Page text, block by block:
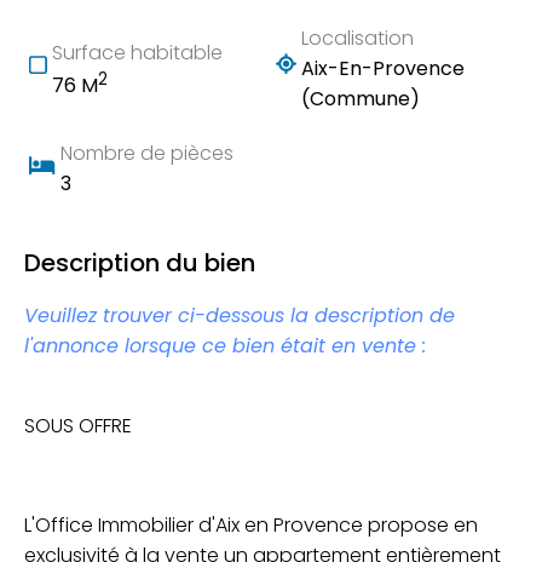
Surface habitable
76 M2
Localisation
Aix-En-Provence
(Commune)
Nombre de pièces
3
Description du bien
Veuillez trouver ci-dessous la description de
l'annonce lorsque ce bien était en vente :
SOUS OFFRE
L'Office Immobilier d'Aix en Provence propose en
exclusivité à la vente un appartement entièrement